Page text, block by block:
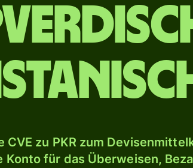
CVE zu PKR zum
Konto für das Überweisen,